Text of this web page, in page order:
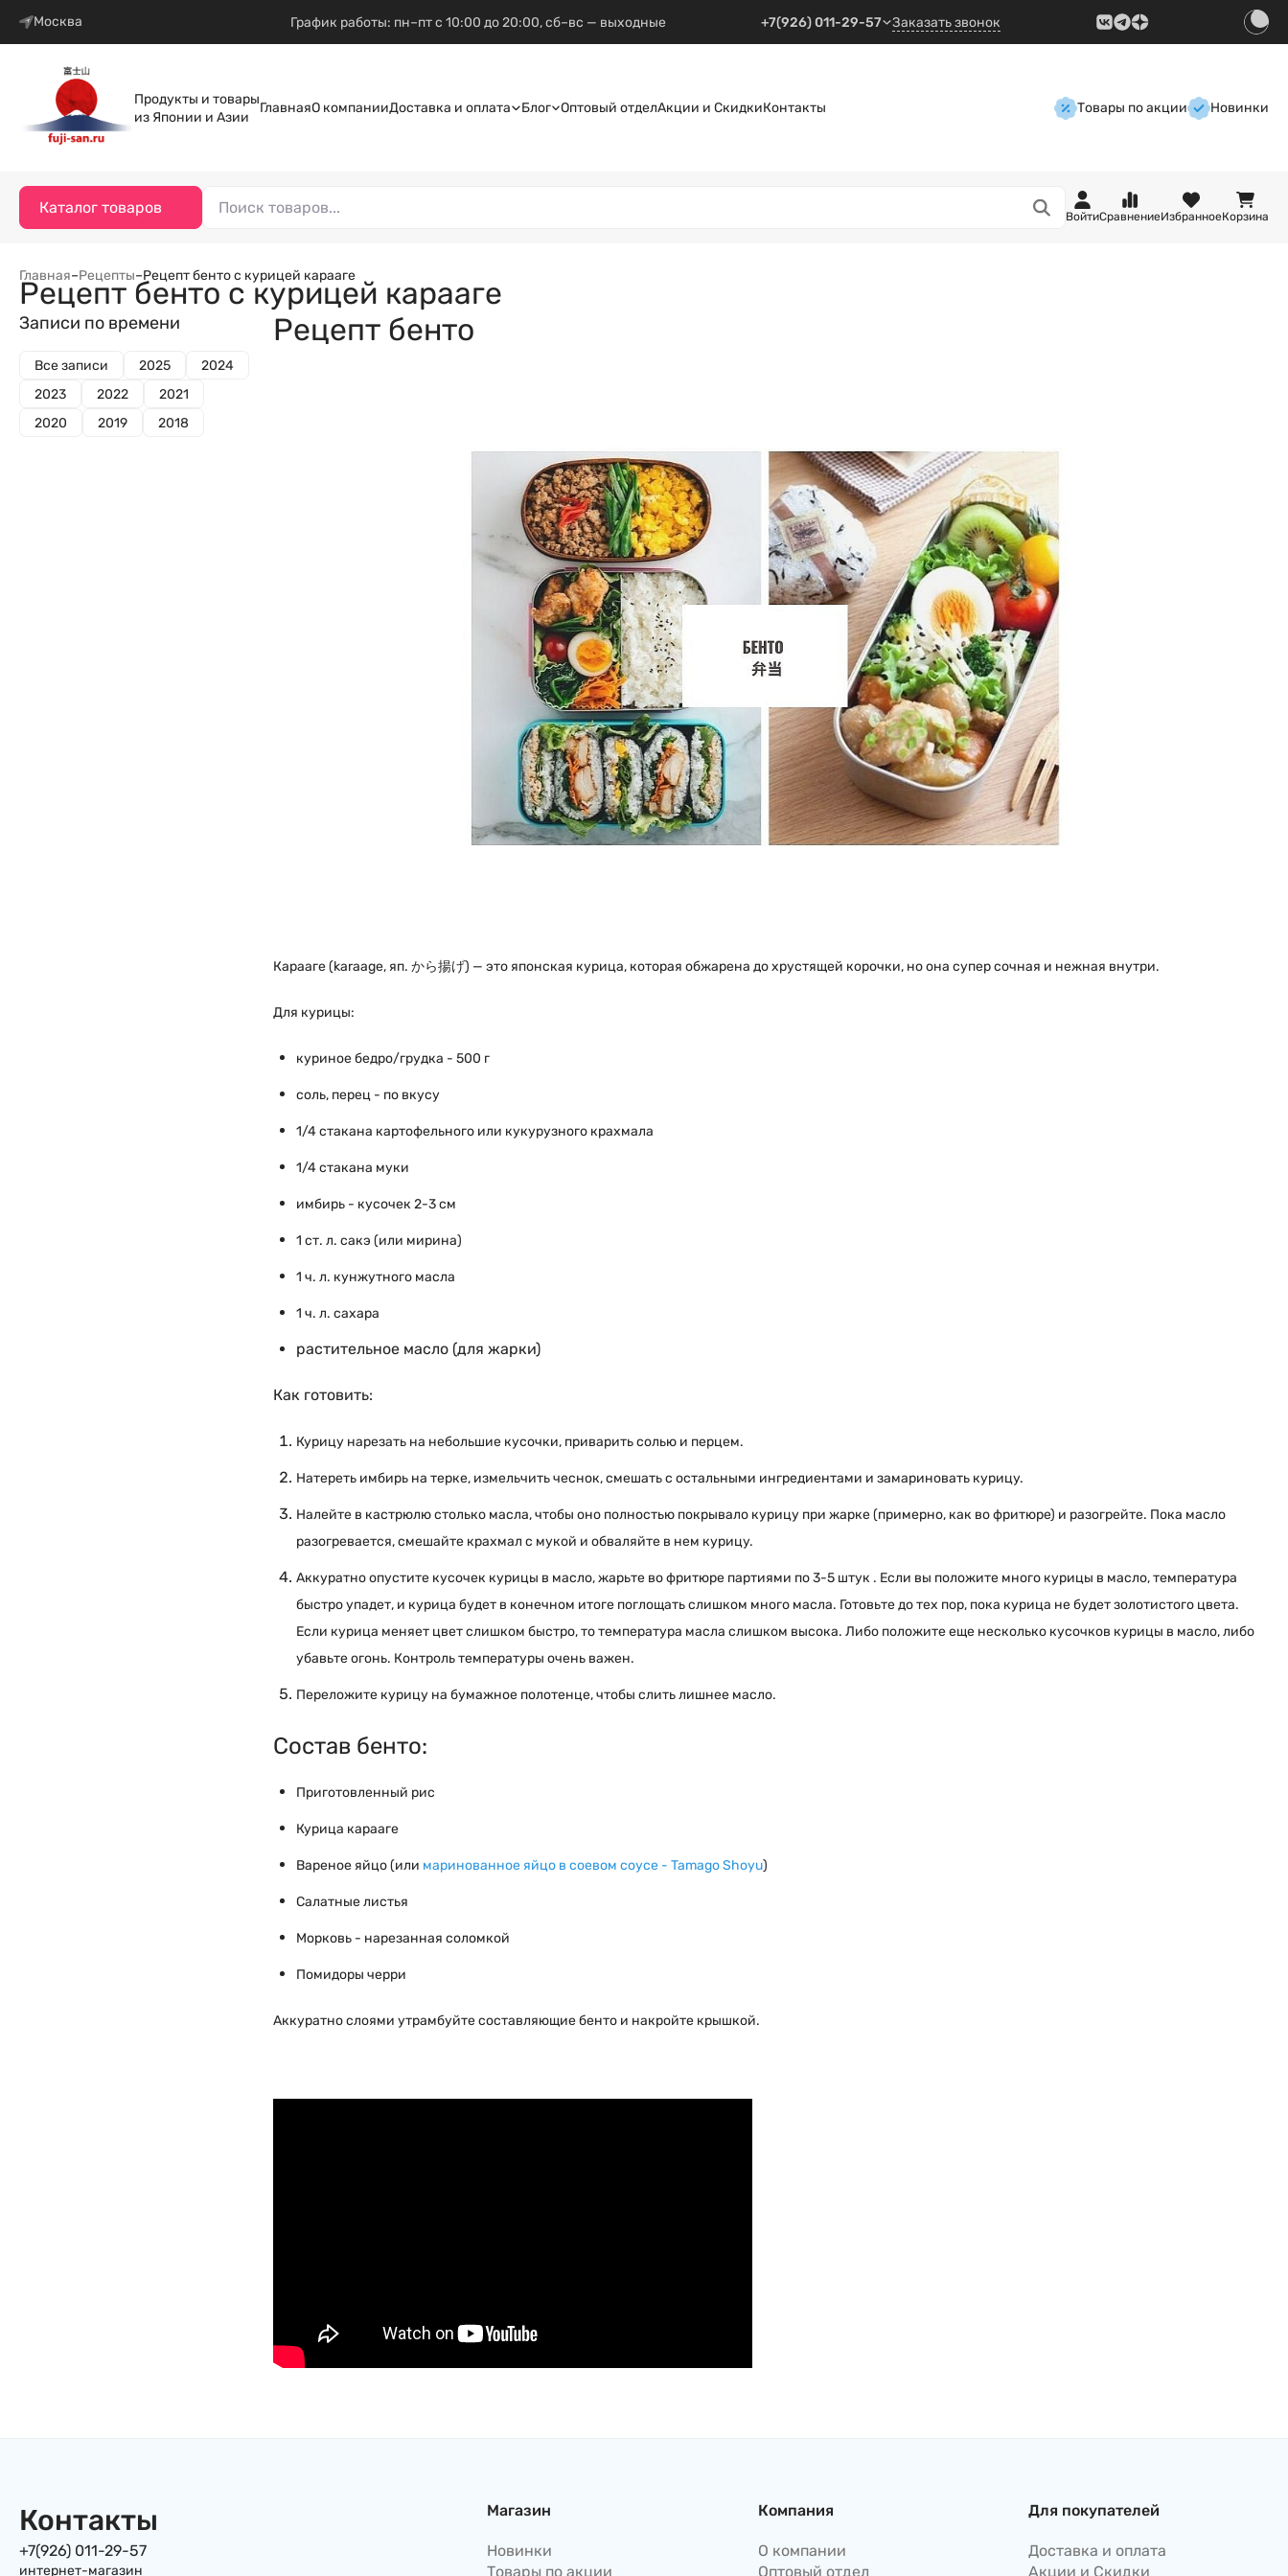
Москва График работы: пн–пт с 10:00 до 20:00, сб–вс — выходные +7(926) 011-29-57 Заказать звонок
Продукты и товары
из Японии и Азии
ГлавнаяО компанииДоставка и оплата Блог Оптовый отделАкции и СкидкиКонтакты Товары по акции Новинки
Каталог товаров
ВойтиСравнениеИзбранноеКорзина
Главная–Рецепты–Рецепт бенто с курицей карааге
Рецепт бенто с курицей карааге
Рецепт бенто
Карааге (karaage, яп. から揚げ) — это японская курица, которая обжарена до хрустящей корочки, но она супер сочная и нежная внутри.
Для курицы:
куриное бедро/грудка - 500 г
соль, перец - по вкусу
1/4стакана картофельного или кукурузного крахмала
1/4стакана муки
имбирь - кусочек 2-3 см
1 ст. л. сакэ (или мирина)
1 ч. л. кунжутного масла
1 ч. л. сахара
растительное масло (для жарки)
Как готовить:
Курицу нарезать на небольшие кусочки, приварить солью и перцем.
Натереть имбирь на терке, измельчить чеснок, смешать с остальными ингредиентами и замариновать курицу.
Налейте в кастрюлю столько масла, чтобы оно полностью покрывало курицу при жарке (примерно, как во фритюре) и разогрейте. Пока масло
разогревается, смешайте крахмал с мукой и обваляйте в нем курицу.
Аккуратно опустите кусочек курицы в масло, жарьте во фритюре партиями по 3-5 штук . Если вы положите много курицы в масло, температура
быстро упадет, и курица будет в конечном итоге поглощать слишком много масла. Готовьте до тех пор, пока курица не будет золотистого цвета.
Если курица меняет цвет слишком быстро, то температура масла слишком высока. Либо положите еще несколько кусочков курицы в масло, либо
убавьте огонь. Контроль температуры очень важен.
Переложите курицу на бумажное полотенце, чтобы слить лишнее масло.
Состав бенто:
Приготовленный рис
Курица карааге
Вареное яйцо (или маринованное яйцо в соевом соусе - Tamago Shoyu)
Салатные листья
Морковь - нарезанная соломкой
Помидоры черри
Аккуратно слоями утрамбуйте составляющие бенто и накройте крышкой.
Записи по времени
Все записи 2025
2024
2023
2022
2021
2020
2019 2018
Контакты
+7(926) 011-29-57
интернет-магазин
Магазин
Новинки
Товары по акции
Компания
О компании
Оптовый отдел
Для покупателей
Доставка и оплата
Акции и Скидки